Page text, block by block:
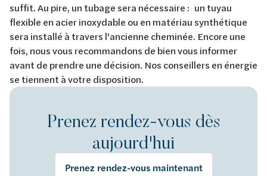
suffit. Au pire, un tubage sera nécessaire : un tuyau
flexible en acier inoxydable ou en matériau synthétique
sera installé à travers l'ancienne cheminée. Encore une
fois, nous vous recommandons de bien vous informer
avant de prendre une décision. Nos conseillers en énergie
se tiennent à votre disposition.
Prenez rendez-vous dès
aujourd'hui
Prenez rendez-vous maintenant